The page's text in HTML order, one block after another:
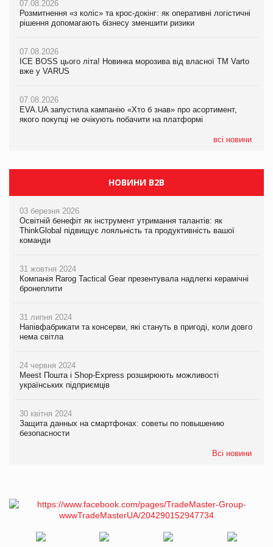
07.08.2026
Розмитнення «з коліс» та крос-докінг: як оперативні логістичні
рішення допомагають бізнесу зменшити ризики
07.08.2026
ICE BOSS цього літа! Новинка морозива від власної ТМ Varto
вже у VARUS
07.08.2026
EVA.UA запустила кампанію «Хто б знав» про асортимент,
якого покупці не очікують побачити на платформі
всі новини
07.08.2026
EVA.UA запустила кампанію «Хто б знав» про асортимент,
06.08.2026
Смачна новинка для хвостатих: у VARUS з’явилися паучі
05.08.2026
Мережа супермаркетів VARUS купує мережу магазинів
07.08.2026
Kraft Heinz скоротила збиток у першому півріччі
Продажі Hugo Boss впали на 9%
НОВИНИ B2B
03 березня 2026
Освітній бенефіт як інструмент утримання талантів: як
ThinkGlobal підвищує лояльність та продуктивність вашої
команди
31 жовтня 2024
Компанія Rarog Tactical Gear презентувала надлегкі керамічні
бронеплити
31 липня 2024
Напівфабрикати та консерви, які стануть в пригоді, коли довго
нема світла
24 червня 2024
Meest Пошта і Shop-Express розширюють можливості
українських підприємців
30 квітня 2024
Защита данных на смартфонах: советы по повышению
безопасности
Всі новини